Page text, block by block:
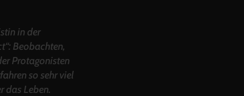
in der
Beobachten,
Protagonisten
so sehr viel
das Leben.